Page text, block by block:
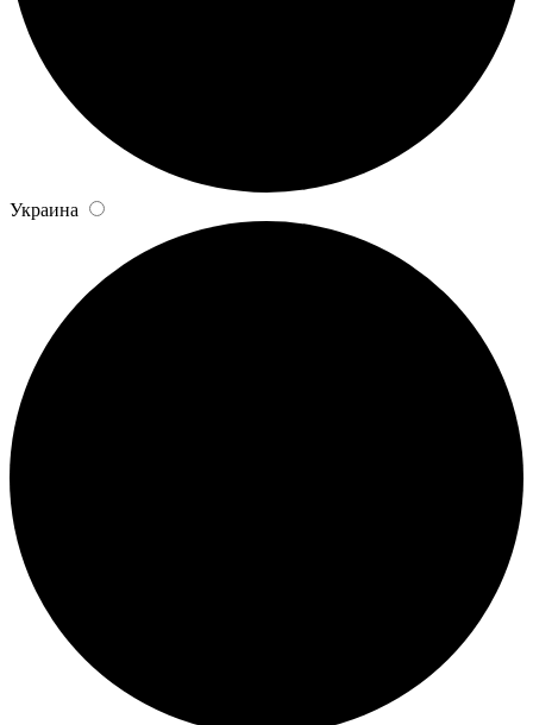
Украина